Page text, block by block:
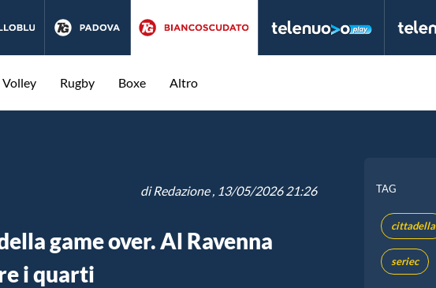
Volley Rugby Boxe Altro
diRedazione, 13/05/2026 21:26
game over. Al Ravenna
i quarti
TAG
cittadella
seriec